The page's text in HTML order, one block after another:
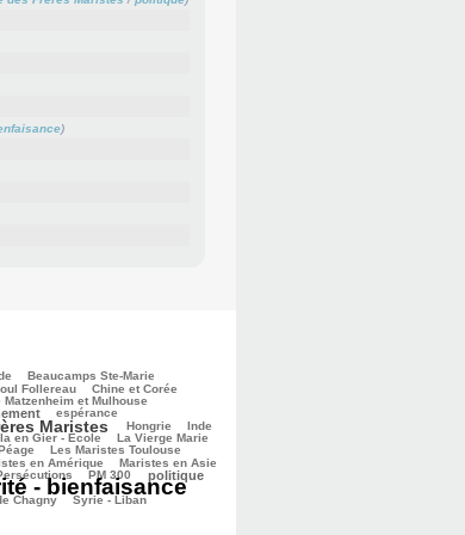
)
Beaucamps Ste-Marie
Follereau Chine et Corée
et Mulhouse
espérance
Maristes Hongrie Inde
en Gier - Ecole La Vierge Marie
Les Maristes Toulouse
en Amérique Maristes en Asie
PM 300 politique
- bienfaisance
Chagny Syrie - Liban